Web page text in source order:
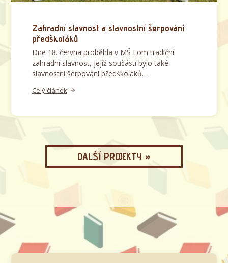
Zahradní slavnost a slavnostní šerpování
předškoláků
Dne 18. června proběhla v MŠ Lom tradiční
zahradní slavnost, jejíž součástí bylo také
slavnostní šerpování předškoláků…
Celý článek
DALŠÍ PROJEKTY »